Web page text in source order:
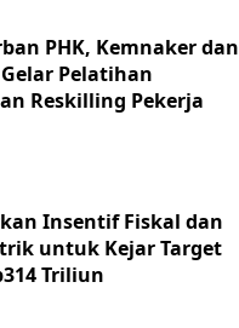
PHK, Kemnaker dan
Pelatihan
Reskilling Pekerja
Insentif Fiskal dan
untuk Kejar Target
Triliun